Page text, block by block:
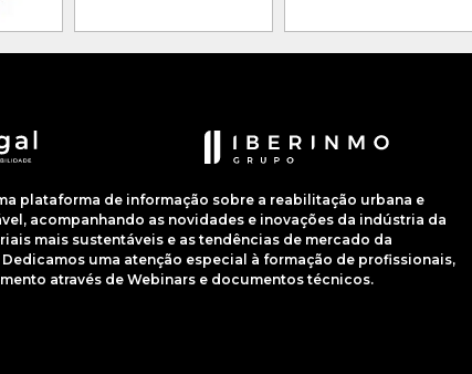
plataforma de informação sobre a reabilitação urbana e
acompanhando as novidades e inovações da indústria da
mais sustentáveis e as tendências de mercado da
uma atenção especial à formação de profissionais,
através de Webinars e documentos técnicos.